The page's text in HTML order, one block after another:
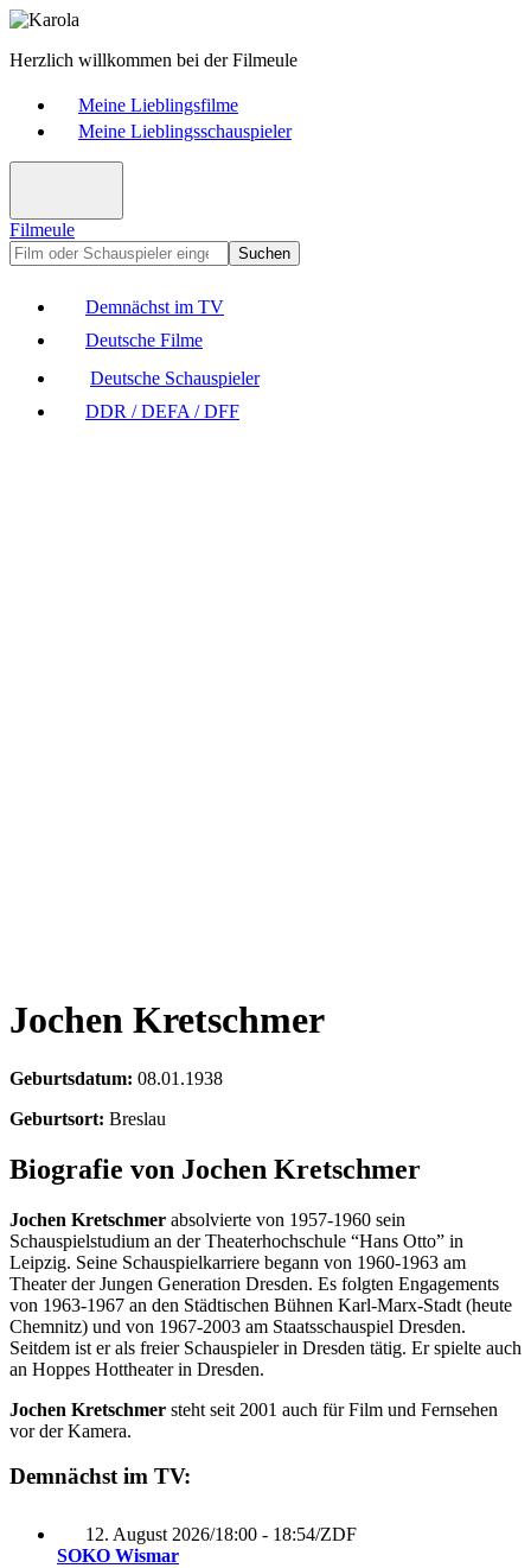
Herzlich willkommen bei der Filmeule
Meine Lieblingsfilme
Meine Lieblingsschauspieler
Filmeule
Suchen
Demnächst im TV
Deutsche Filme
Deutsche Schauspieler
DDR / DEFA / DFF
Jochen Kretschmer
Geburtsdatum: 08.01.1938
Geburtsort: Breslau
Biografie von Jochen Kretschmer
Jochen Kretschmer absolvierte von 1957-1960 sein
Schauspielstudium an der Theaterhochschule “Hans Otto” in
Leipzig. Seine Schauspielkarriere begann von 1960-1963 am
Theater der Jungen Generation Dresden. Es folgten Engagements
von 1963-1967 an den Städtischen Bühnen Karl-Marx-Stadt (heute
Chemnitz) und von 1967-2003 am Staatsschauspiel Dresden.
Seitdem ist er als freier Schauspieler in Dresden tätig. Er spielte auch
an Hoppes Hottheater in Dresden.
Jochen Kretschmer steht seit 2001 auch für Film und Fernsehen
vor der Kamera.
Demnächst im TV:
12. August 2026/18:00 - 18:54/ZDF
SOKO Wismar